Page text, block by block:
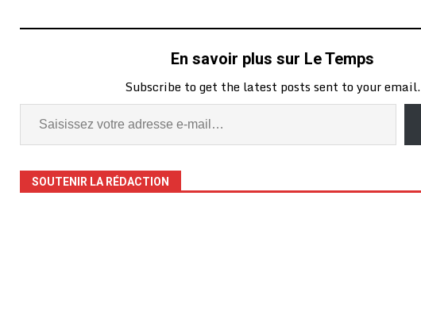
En savoir plus sur Le Temps
Subscribe to get the latest posts sent to your email.
SOUTENIR LA RÉDACTION